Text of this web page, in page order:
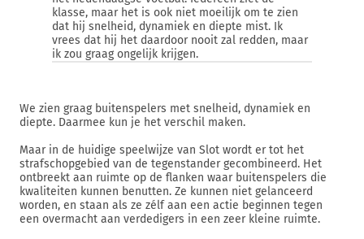
klasse, maar het is ook niet moeilijk om te zien
dat hij snelheid, dynamiek en diepte mist. Ik
vrees dat hij het daardoor nooit zal redden, maar
ik zou graag ongelijk krijgen.
We zien graag buitenspelers met snelheid, dynamiek en
diepte. Daarmee kun je het verschil maken.
Maar in de huidige speelwijze van Slot wordt er tot het
strafschopgebied van de tegenstander gecombineerd. Het
ontbreekt aan ruimte op de flanken waar buitenspelers die
kwaliteiten kunnen benutten. Ze kunnen niet gelanceerd
worden, en staan als ze zélf aan een actie beginnen tegen
een overmacht aan verdedigers in een zeer kleine ruimte.